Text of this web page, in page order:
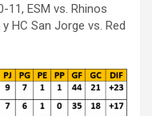
11, ESM vs. Rhinos
HC San Jorge vs. Red